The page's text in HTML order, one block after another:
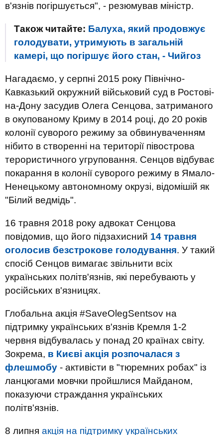
в'язнів погіршується", - резюмував міністр.
Також читайте: Балуха, який продовжує
голодувати, утримують в загальній
камері, що погіршує його стан, - Чийгоз
Нагадаємо, у серпні 2015 року Північно-
Кавказький окружний військовий суд в Ростові-
на-Дону засудив Олега Сенцова, затриманого
в окупованому Криму в 2014 році, до 20 років
колонії суворого режиму за обвинуваченням
нібито в створенні на території півострова
терористичного угруповання. Сенцов відбуває
покарання в колонії суворого режиму в Ямало-
Ненецькому автономному окрузі, відомішій як
"Білий ведмідь".
16 травня 2018 року адвокат Сенцова
повідомив, що його підзахисний 14 травня
оголосив безстрокове голодування. У такий
спосіб Сенцов вимагає звільнити всіх
українських політв'язнів, які перебувають у
російських в'язницях.
Глобальна акція #SaveOlegSentsov на
підтримку українських в'язнів Кремля 1-2
червня відбувалась у понад 20 країнах світу.
Зокрема, в Києві акція розпочалася з
флешмобу - активісти в "тюремних робах" із
ланцюгами мовчки пройшлися Майданом,
показуючи страждання українських
політв'язнів.
8 липня акція на підтримку українських